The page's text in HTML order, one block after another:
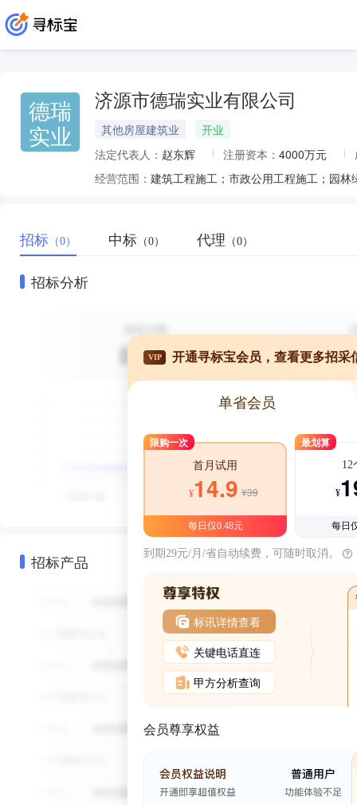
德瑞
实业
济源市德瑞实业有限公司
其他房屋建筑业
开业
法定代表人： 赵东辉 注册资本： 4000万元
经营范围：
招标 （0） 中标 （0） 代理 （0）
招标分析
招标产品
VIP 开通寻标宝会员，查看更多招采
单省会员
限购一次
首月试用
¥14.9 ¥39
每日仅0.48元
最划算
12
¥
每日
到期29元/月/省自动续费，可随时取消。
标讯详情查看
关键电话直连
甲方分析查询
会员尊享权益